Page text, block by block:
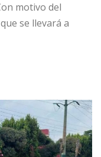
motivo del
se llevará a